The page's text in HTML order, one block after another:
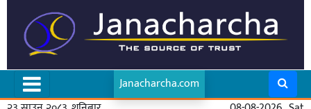
Janacharcha.com